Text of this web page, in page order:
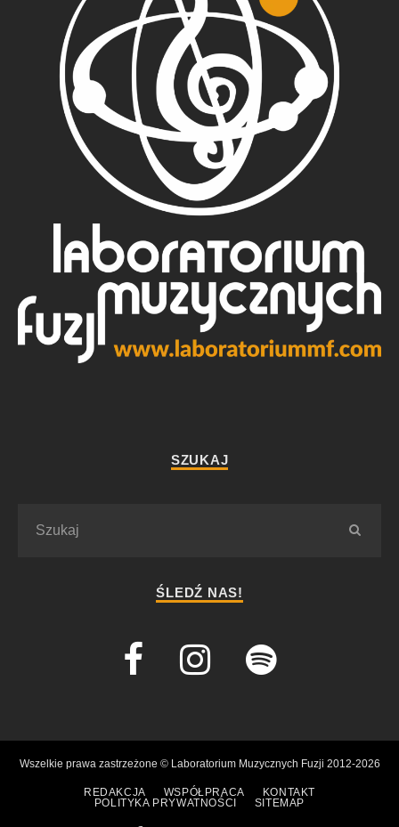
SZUKAJ
ŚLEDŹ NAS!
Wszelkie prawa zastrzeżone © Laboratorium Muzycznych Fuzji 2012-2026
REDAKCJA WSPÓŁPRACA
KONTAKT
POLITYKA PRYWATNOŚCI
SITEMAP